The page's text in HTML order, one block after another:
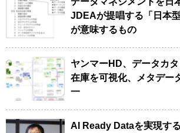
JDEAが提唱する「日本
が意味するもの
ヤンマーHD、データカ
在庫を可視化、メタデー
一
AI Ready Dataを実現す